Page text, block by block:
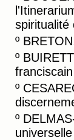
spiritualité
º
º
franciscain
º
º